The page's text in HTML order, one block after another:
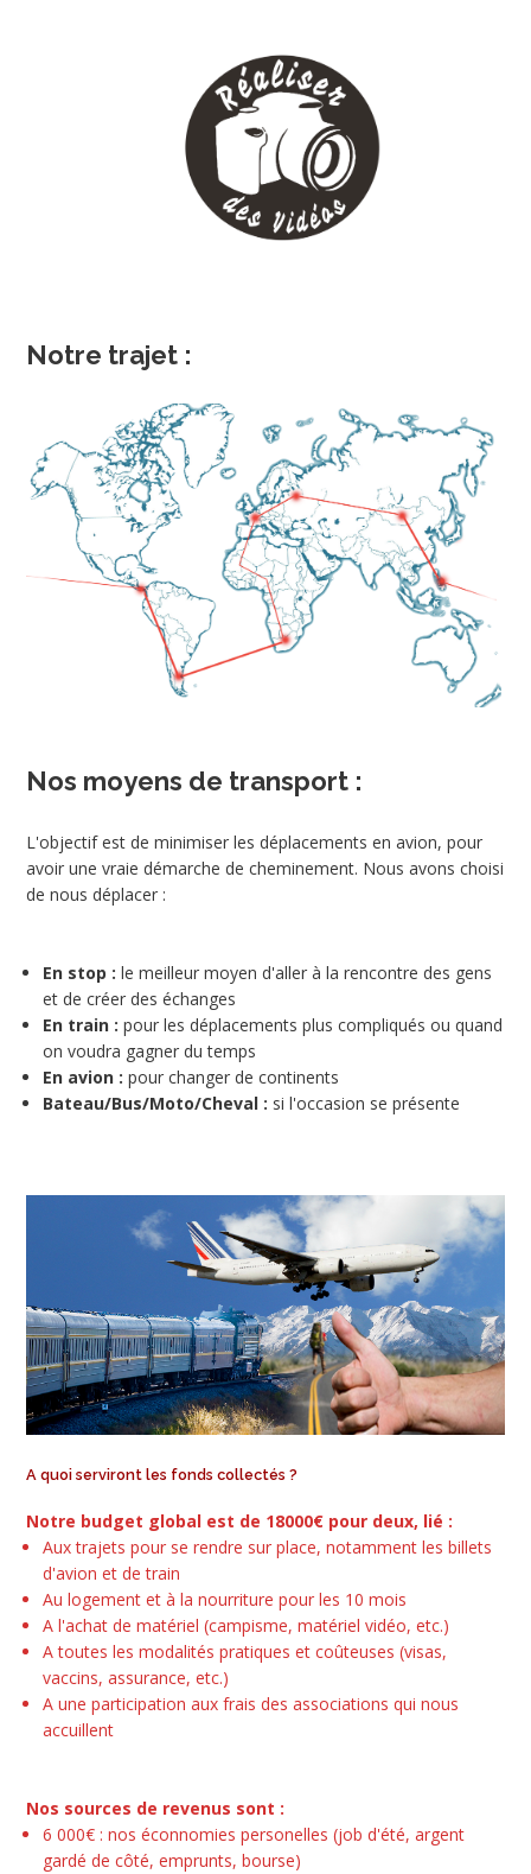
Notre trajet :
Nos moyens de transport :
L'objectif est de minimiser les déplacements en avion, pour
avoir une vraie démarche de cheminement. Nous avons choisi
de nous déplacer :
En stop : le meilleur moyen d'aller à la rencontre des gens
et de créer des échanges
En train : pour les déplacements plus compliqués ou quand
on voudra gagner du temps
En avion : pour changer de continents
Bateau/Bus/Moto/Cheval : si l'occasion se présente
A quoi serviront les fonds collectés ?
Notre budget global est de 18000€ pour deux, lié :
Aux trajets pour se rendre sur place, notamment les billets
d'avion et de train
Au logement et à la nourriture pour les 10 mois
A l'achat de matériel (campisme, matériel vidéo, etc.)
A toutes les modalités pratiques et coûteuses (visas,
vaccins, assurance, etc.)
A une participation aux frais des associations qui nous
accuillent
Nos sources de revenus sont :
6 000€ : nos éconnomies personelles (job d'été, argent
gardé de côté, emprunts, bourse)